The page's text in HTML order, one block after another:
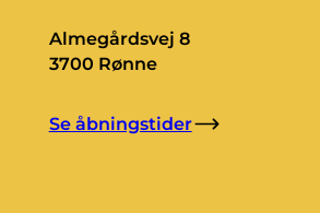
Almegårdsvej 8
3700 Rønne
Se åbningstider